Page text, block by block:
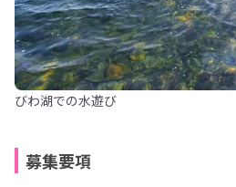
びわ湖での水遊び
募集要項